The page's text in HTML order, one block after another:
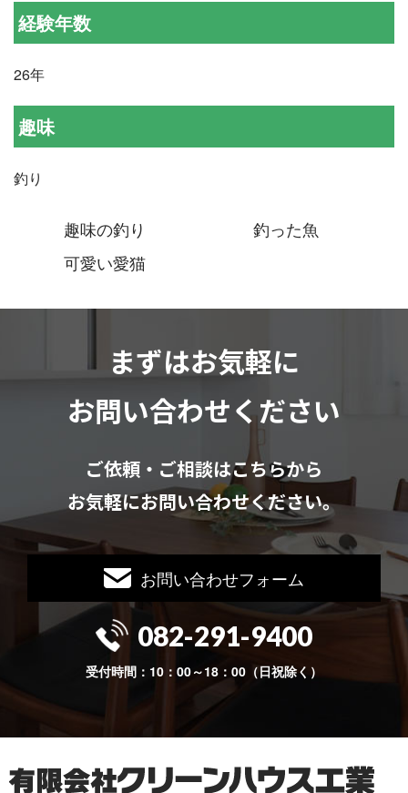
経験年数
26年
趣味
釣り
趣味の釣り
釣った魚
可愛い愛猫
まずはお気軽に
お問い合わせください
ご依頼・ご相談はこちらから
お気軽にお問い合わせください。
お問い合わせフォーム
082-291-9400
受付時間：10：00～18：00（日祝除く）